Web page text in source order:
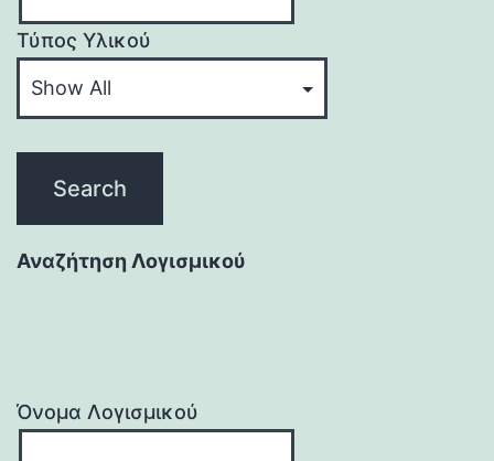
Τύπος Υλικού
Αναζήτηση Λογισμικού
Όνομα Λογισμικού